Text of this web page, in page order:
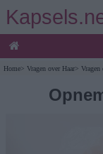
Home> Vragen over Haar> Vragen